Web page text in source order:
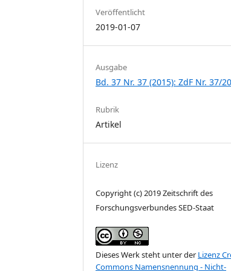
Veröffentlicht
2019-01-07
Ausgabe
Bd. 37 Nr. 37 (2015): ZdF Nr. 37/
Rubrik
Artikel
Lizenz
Copyright (c) 2019 Zeitschrift des
Forschungsverbundes SED-Staat
Dieses Werk steht unter derLizenz
Commons Namensnennung - Nicht-